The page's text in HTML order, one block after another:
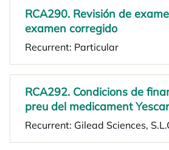
RCA290. Revisión de
examen corregido
Recurrent: Particular
RCA292. Condicions de
preu del medicament
Recurrent: Gilead Sciences,